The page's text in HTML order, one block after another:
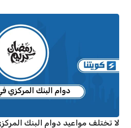
لا تختلف مواعيد دوام البنك